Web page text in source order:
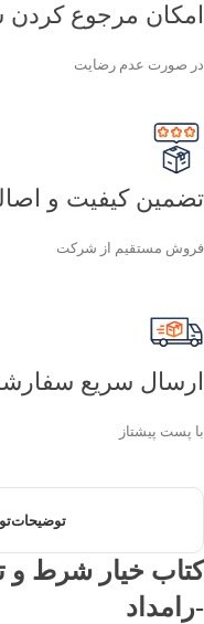
امکان مرجوع
در صورت عدم رضایت
تضمین کیفیت و
فروش مستقیم از شرکت
ارسال سریع
با پست پیشتاز
توضیحات
کتاب خیار شرط
-رامداد